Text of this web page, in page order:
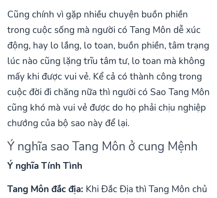
Cũng chính vì gặp nhiều chuyện buồn phiền
trong cuộc sống mà người có Tang Môn dễ xúc
động, hay lo lắng, lo toan, buồn phiền, tâm trạng
lúc nào cũng lặng trĩu tâm tư, lo toan mà không
mấy khi được vui vẻ. Kể cả có thành công trong
cuộc đời đi chăng nữa thì người có Sao Tang Môn
cũng khó mà vui vẻ được do họ phải chịu nghiệp
chướng của bộ sao này để lại.
Ý nghĩa sao Tang Môn ở cung Mệnh
Ý nghĩa Tính Tình
Tang Môn đắc địa: Khi Đắc Địa thì Tang Môn chủ